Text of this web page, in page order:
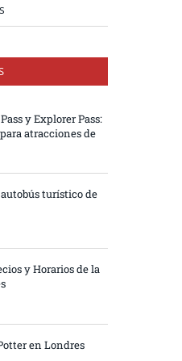
y Explorer Pass:
atracciones de
turístico de
y Horarios de la
en Londres